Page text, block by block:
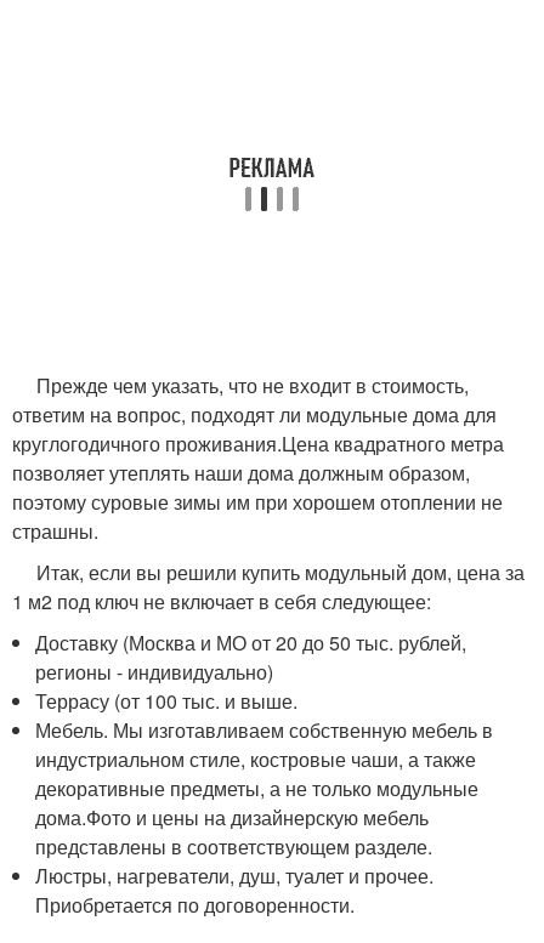
Прежде чем указать, что не входит в стоимость,
ответим на вопрос, подходят ли модульные дома для
круглогодичного проживания.Цена квадратного метра
позволяет утеплять наши дома должным образом,
поэтому суровые зимы им при хорошем отоплении не
страшны.
Итак, если вы решили купить модульный дом, цена за
1 м2 под ключ не включает в себя следующее:
Доставку (Москва и МО от 20 до 50 тыс. рублей,
регионы - индивидуально)
Террасу (от 100 тыс. и выше.
Мебель. Мы изготавливаем собственную мебель в
индустриальном стиле, костровые чаши, а также
декоративные предметы, а не только модульные
дома.Фото и цены на дизайнерскую мебель
представлены в соответствующем разделе.
Люстры, нагреватели, душ, туалет и прочее.
Приобретается по договоренности.